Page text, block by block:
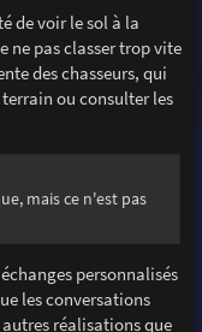
de voir le sol à la
ne pas classer trop vite
des chasseurs, qui
ou consulter les
mais ce n'est pas
personnalisés
les conversations
réalisations que